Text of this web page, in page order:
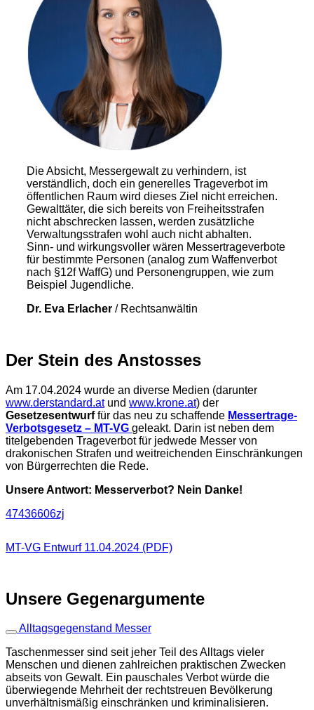
Die Absicht, Messergewalt zu verhindern, ist
verständlich, doch ein generelles Trageverbot im
öffentlichen Raum wird dieses Ziel nicht erreichen.
Gewalttäter, die sich bereits von Freiheitsstrafen
nicht abschrecken lassen, werden zusätzliche
Verwaltungsstrafen wohl auch nicht abhalten.
Sinn- und wirkungsvoller wären Messertrageverbote
für bestimmte Personen (analog zum Waffenverbot
nach §12f WaffG) und Personengruppen, wie zum
Beispiel Jugendliche.
Dr. Eva Erlacher / Rechtsanwältin
Der Stein des Anstosses
Am 17.04.2024 wurde an diverse Medien (darunter
www.derstandard.atund www.krone.at) der
Gesetzesentwurffür das neu zu schaffende Messertrage-
Verbotsgesetz – MT-VG geleakt. Darin ist neben dem
titelgebenden Trageverbot für jedwede Messer von
drakonischen Strafen und weitreichenden Einschränkungen
von Bürgerrechten die Rede.
Unsere Antwort: Messerverbot? Nein Danke!
47436606zj
MT-VG Entwurf 11.04.2024 (PDF)
Unsere Gegenargumente
Alltagsgegenstand Messer
Taschenmesser sind seit jeher Teil des Alltags vieler
Menschen und dienen zahlreichen praktischen Zwecken
abseits von Gewalt. Ein pauschales Verbot würde die
überwiegende Mehrheit der rechtstreuen Bevölkerung
unverhältnismäßig einschränken und kriminalisieren.